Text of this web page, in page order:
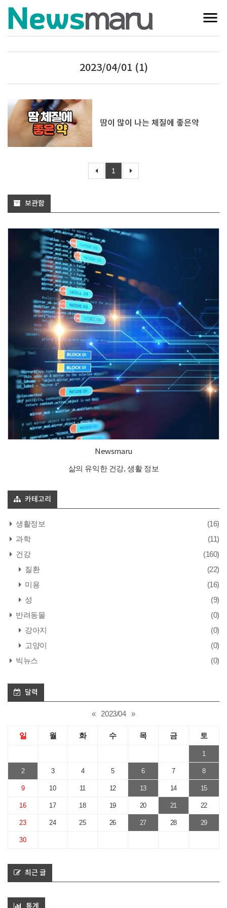
2023/04/01 (1)
땀이 많이 나는 체질에 좋은약
1
보관함
Newsmaru
삶의 유익한 건강, 생활 정보
카테고리
생활정보
(16)
과학
(11)
건강
(160)
질환
(22)
미용
(16)
성
(9)
반려동물
(0)
강아지
(0)
고양이
(0)
빅뉴스
(0)
달력
« 2023/04 »
일 월 화 수 목 금 토
1
2 3 4 5 6 7 8
9 10 11 12 13 14 15
16 17 18 19 20 21 22
23 24 25 26 27 28 29
30
최근 글
통계